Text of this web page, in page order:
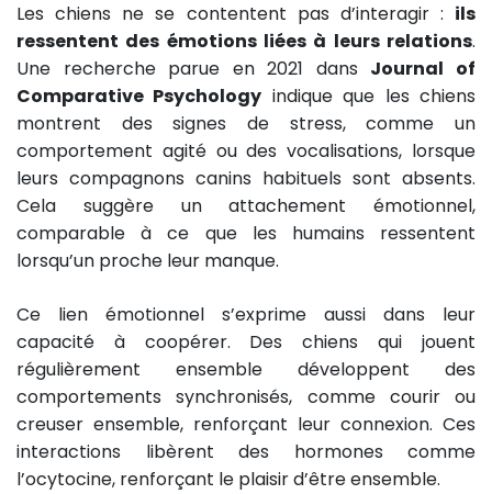
Les chiens ne se contentent pas d’interagir : ils
ressentent des émotions liées à leurs relations.
Une recherche parue en 2021 dans Journal of
Comparative Psychology indique que les chiens
montrent des signes de stress, comme un
comportement agité ou des vocalisations, lorsque
leurs compagnons canins habituels sont absents.
Cela suggère un attachement émotionnel,
comparable à ce que les humains ressentent
lorsqu’un proche leur manque.
Ce lien émotionnel s’exprime aussi dans leur
capacité à coopérer. Des chiens qui jouent
régulièrement ensemble développent des
comportements synchronisés, comme courir ou
creuser ensemble, renforçant leur connexion. Ces
interactions libèrent des hormones comme
l’ocytocine, renforçant le plaisir d’être ensemble.